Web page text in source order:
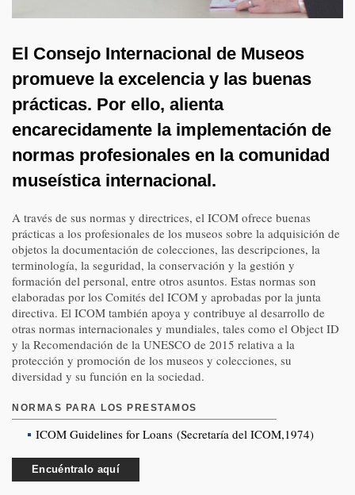
El Consejo Internacional de Museos
promueve la excelencia y las buenas
prácticas. Por ello, alienta
encarecidamente la implementación de
normas profesionales en la comunidad
museística internacional.
A través de sus normas y directrices, el ICOM ofrece buenas
prácticas a los profesionales de los museos sobre la adquisición de
objetos la documentación de colecciones, las descripciones, la
terminología, la seguridad, la conservación y la gestión y
formación del personal, entre otros asuntos. Estas normas son
elaboradas por los Comités del ICOM y aprobadas por la junta
directiva. El ICOM también apoya y contribuye al desarrollo de
otras normas internacionales y mundiales, tales como el Object ID
y la Recomendación de la UNESCO de 2015 relativa a la
protección y promoción de los museos y colecciones, su
diversidad y su función en la sociedad.
NORMAS PARA LOS PRESTAMOS
ICOM Guidelines for Loans (Secretaría del ICOM,1974)
Encuéntralo aquí